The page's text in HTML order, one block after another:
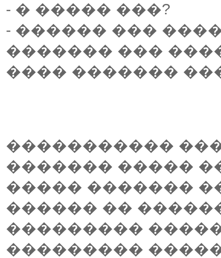
- � ����� ���?
- ������ ���
������� ���
���� �������
�����������
������� �����
����� �������
������ ��
���������
���������